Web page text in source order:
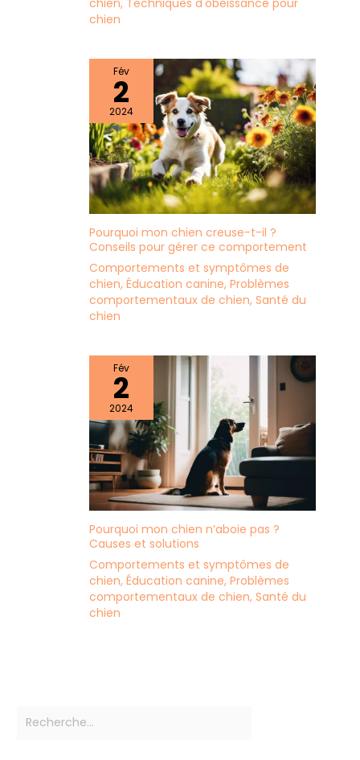
chien, Techniques d'obéissance pour
chien
Fév
2
2024
Pourquoi mon chien creuse-t-il ?
Conseils pour gérer ce comportement
Comportements et symptômes de
chien, Éducation canine, Problèmes
comportementaux de chien, Santé du
chien
Fév
2
2024
Pourquoi mon chien n’aboie pas ?
Causes et solutions
Comportements et symptômes de
chien, Éducation canine, Problèmes
comportementaux de chien, Santé du
chien